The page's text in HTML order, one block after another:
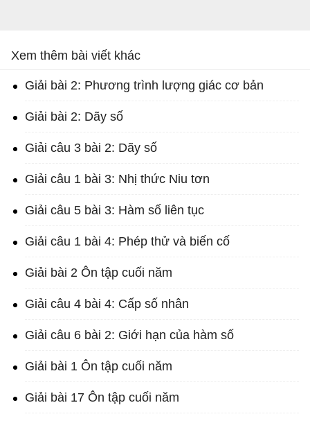
Xem thêm bài viết khác
Giải bài 2: Phương trình lượng giác cơ bản
Giải bài 2: Dãy số
Giải câu 3 bài 2: Dãy số
Giải câu 1 bài 3: Nhị thức Niu tơn
Giải câu 5 bài 3: Hàm số liên tục
Giải câu 1 bài 4: Phép thử và biến cố
Giải bài 2 Ôn tập cuối năm
Giải câu 4 bài 4: Cấp số nhân
Giải câu 6 bài 2: Giới hạn của hàm số
Giải bài 1 Ôn tập cuối năm
Giải bài 17 Ôn tập cuối năm